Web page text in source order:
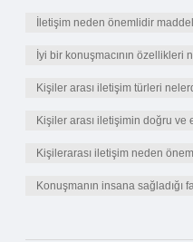
İletişim neden önemlidir
İyi bir konuşmacının özellikleri
Kişiler arası iletişim türleri
Kişiler arası iletişimin doğru ve
Kişilerarası iletişim neden
Konuşmanın insana sağladığı